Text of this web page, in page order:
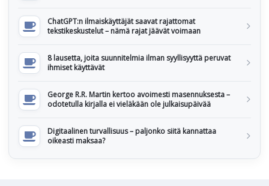
ChatGPT:n ilmaiskäyttäjät saavat rajattomat
tekstikeskustelut – nämä rajat jäävät voimaan
8 lausetta, joita suunnitelmia ilman syyllisyyttä peruvat
ihmiset käyttävät
George R.R. Martin kertoo avoimesti masennuksesta –
odotetulla kirjalla ei vieläkään ole julkaisupäivää
Digitaalinen turvallisuus – paljonko siitä kannattaa
oikeasti maksaa?